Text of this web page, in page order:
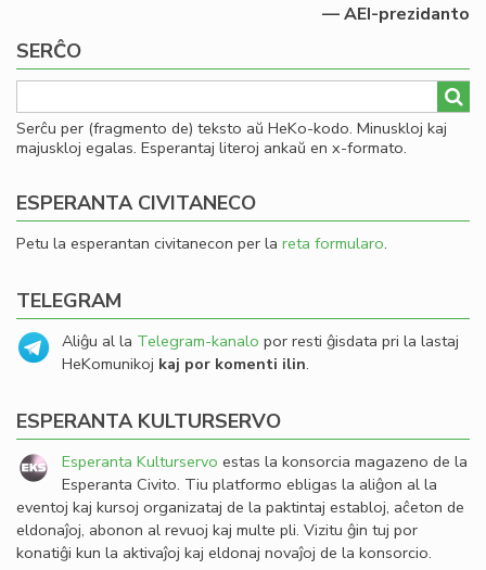
— AEI-prezidanto
SERĈO
Serĉu per (fragmento de) teksto aŭ HeKo-kodo. Minuskloj kaj
majuskloj egalas. Esperantaj literoj ankaŭ en x-formato.
ESPERANTA CIVITANECO
Petu la esperantan civitanecon per la reta formularo.
TELEGRAM
Aliĝu al la Telegram-kanalo por resti ĝisdata pri la lastaj
HeKomunikoj kaj por komenti ilin.
ESPERANTA KULTURSERVO
Esperanta Kulturservo estas la konsorcia magazeno de la
Esperanta Civito. Tiu platformo ebligas la aliĝon al la
eventoj kaj kursoj organizataj de la paktintaj establoj, aĉeton de
eldonaĵoj, abonon al revuoj kaj multe pli. Vizitu ĝin tuj por
konatiĝi kun la aktivaĵoj kaj eldonaj novaĵoj de la konsorcio.